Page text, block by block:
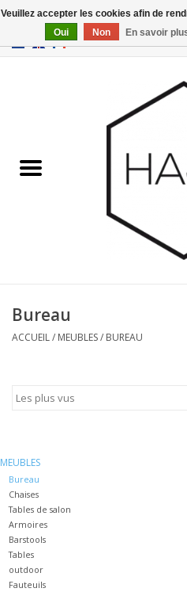
EUR/GBP
Gadgets
Marques
Bureau
ACCUEIL/ MEUBLES/ BUREAU
MEUBLES
Bureau
Chaises
Tables de salon
Armoires
Barstools
Tables
outdoor
Fauteuils
Veuillez accepter les cookies afin de
Oui
Non En savoir